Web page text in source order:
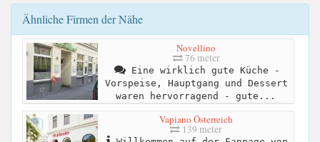
Ähnliche Firmen der Nähe
Novellino
76 meter
Eine wirklich gute Küche -
Vorspeise, Hauptgang und Dessert
waren hervorragend - gute...
Vapiano Österreich
139 meter